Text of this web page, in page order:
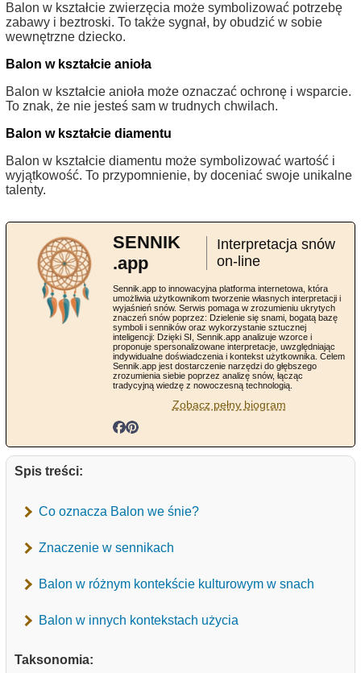
Balon w kształcie zwierzęcia może symbolizować potrzebę
zabawy i beztroski. To także sygnał, by obudzić w sobie
wewnętrzne dziecko.
Balon w kształcie anioła
Balon w kształcie anioła może oznaczać ochronę i wsparcie.
To znak, że nie jesteś sam w trudnych chwilach.
Balon w kształcie diamentu
Balon w kształcie diamentu może symbolizować wartość i
wyjątkowość. To przypomnienie, by doceniać swoje unikalne
talenty.
SENNIK
.app
Interpretacja snów
on-line
Sennik.app to innowacyjna platforma internetowa, która
umożliwia użytkownikom tworzenie własnych interpretacji i
wyjaśnień snów. Serwis pomaga w zrozumieniu ukrytych
znaczeń snów poprzez: Dzielenie się snami, bogatą bazę
symboli i senników oraz wykorzystanie sztucznej
inteligencji: Dzięki SI, Sennik.app analizuje wzorce i
proponuje spersonalizowane interpretacje, uwzględniając
indywidualne doświadczenia i kontekst użytkownika. Celem
Sennik.app jest dostarczenie narzędzi do głębszego
zrozumienia siebie poprzez analizę snów, łącząc
tradycyjną wiedzę z nowoczesną technologią.
Zobacz pełny biogram
Spis treści:
Co oznacza Balon we śnie?
Znaczenie w sennikach
Balon w różnym kontekście kulturowym w snach
Balon w innych kontekstach użycia
Taksonomia: